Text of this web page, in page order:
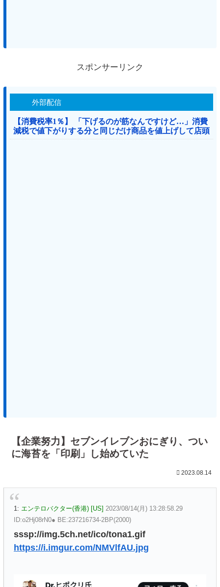
スポンサーリンク
外部配信
【消費税率1％】 「下げるのが筋なんですけど…」消費
減税で値下がりする分と同じだけ商品を値上げして店頭
価格を変えない店も
【企業努力】セブンイレブンおにぎり、つい
に海苔を「印刷」し始めていた
2023.08.14
1: エンテロバクター(香港) [US] 2023/08/14(月) 13:28:58.29
ID:o2Hj08rN0● BE:237216734-2BP(2000)
sssp://img.5ch.net/ico/tona1.gif
https://i.imgur.com/NMVlfAU.jpg